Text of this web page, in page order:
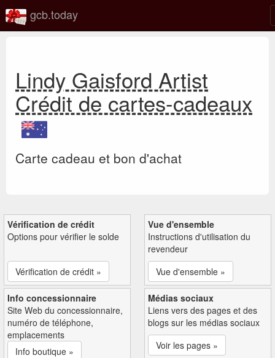
gcb.today
Lindy Gaisford Artist
Crédit de cartes-cadeaux
Carte cadeau et bon d'achat
Vérification de crédit
Options pour vérifier le solde
Vérification de crédit »
Vue d'ensemble
Instructions d'utilisation du
revendeur
Vue d'ensemble »
Info concessionnaire
Site Web du concessionnaire,
numéro de téléphone,
emplacements
Info boutique »
Médias sociaux
Liens vers des pages et des
blogs sur les médias sociaux
Voir les pages »